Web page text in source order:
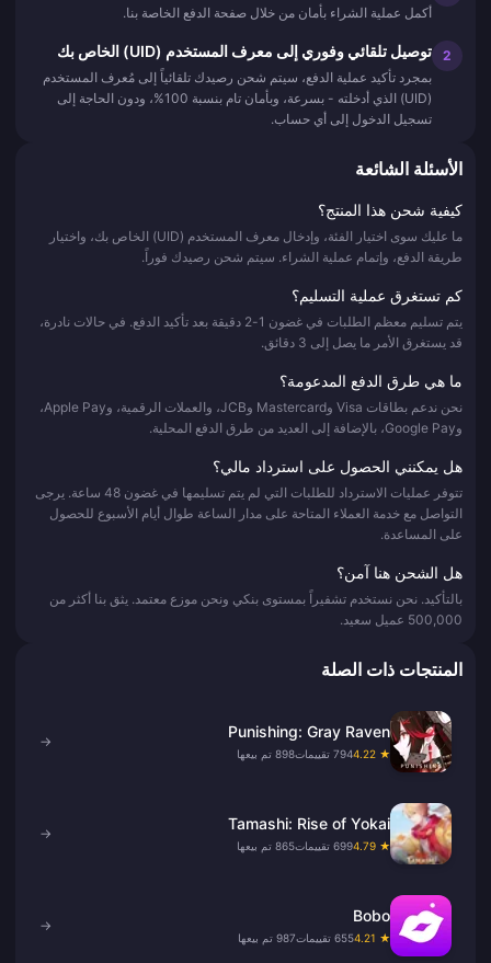
أكمل عملية الشراء بأمان من خلال صفحة الدفع الخاصة بنا.
2 توصيل تلقائي وفوري إلى معرف المستخدم (UID) الخاص بك
بمجرد تأكيد عملية الدفع، سيتم شحن رصيدك تلقائياً إلى مُعرف المستخدم
(UID) الذي أدخلته - بسرعة، وبأمان تام بنسبة 100%، ودون الحاجة إلى
تسجيل الدخول إلى أي حساب.
الأسئلة الشائعة
كيفية شحن هذا المنتج؟
ما عليك سوى اختيار الفئة، وإدخال معرف المستخدم (UID) الخاص بك، واختيار
طريقة الدفع، وإتمام عملية الشراء. سيتم شحن رصيدك فوراً.
كم تستغرق عملية التسليم؟
يتم تسليم معظم الطلبات في غضون 1-2 دقيقة بعد تأكيد الدفع. في حالات نادرة،
قد يستغرق الأمر ما يصل إلى 3 دقائق.
ما هي طرق الدفع المدعومة؟
نحن ندعم بطاقات Visa وMastercard وJCB، والعملات الرقمية، وApple Pay،
وGoogle Pay، بالإضافة إلى العديد من طرق الدفع المحلية.
هل يمكنني الحصول على استرداد مالي؟
تتوفر عمليات الاسترداد للطلبات التي لم يتم تسليمها في غضون 48 ساعة. يرجى
التواصل مع خدمة العملاء المتاحة على مدار الساعة طوال أيام الأسبوع للحصول
على المساعدة.
هل الشحن هنا آمن؟
بالتأكيد. نحن نستخدم تشفيراً بمستوى بنكي ونحن موزع معتمد. يثق بنا أكثر من
500,000 عميل سعيد.
المنتجات ذات الصلة
Punishing: Gray Raven
★ 4.22 794 تقييمات 898 تم بيعها
→
Tamashi: Rise of Yokai
★ 4.79 699 تقييمات 865 تم بيعها
→
Bobo
★ 4.21 655 تقييمات 987 تم بيعها
→